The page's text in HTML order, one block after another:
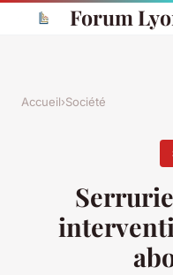
Forum
Accueil›Société